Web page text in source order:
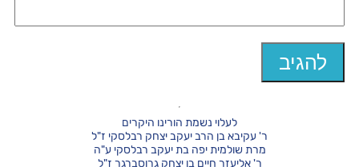
לעלוי נשמת הורינו היקרים
ר' עקיבא בן הרב יעקב יצחק רבלסקי ז"ל
מרת שולמית יפה בת יעקב רבלסקי ע"ה
ר' אליעזר חיים בן יצחק גרוסברגר ז"ל